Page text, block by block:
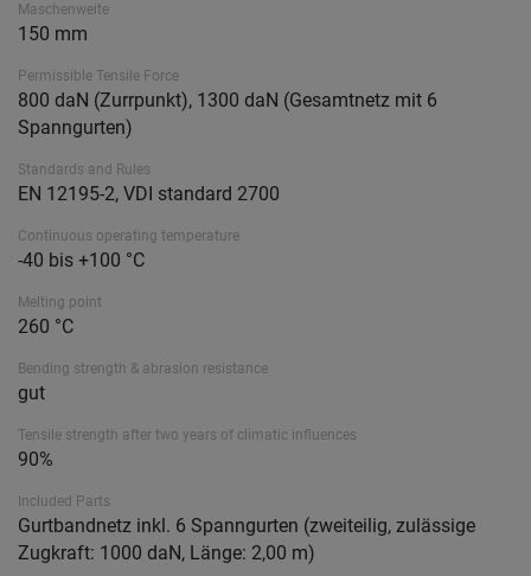
Maschenweite
150 mm
Permissible Tensile Force
800 daN (Zurrpunkt), 1300 daN (Gesamtnetz mit 6
Spanngurten)
Standards and Rules
EN 12195-2, VDI standard 2700
Continuous operating temperature
-40 bis +100 °C
Melting point
260 °C
Bending strength & abrasion resistance
gut
Tensile strength after two years of climatic influences
90%
Included Parts
Gurtbandnetz inkl. 6 Spanngurten (zweiteilig, zulässige
Zugkraft: 1000 daN, Länge: 2,00 m)